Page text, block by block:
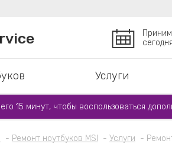
сегодня
Услуги
15 минут, чтобы воспользоваться
Ремонт ноутбуков MSI Услуги